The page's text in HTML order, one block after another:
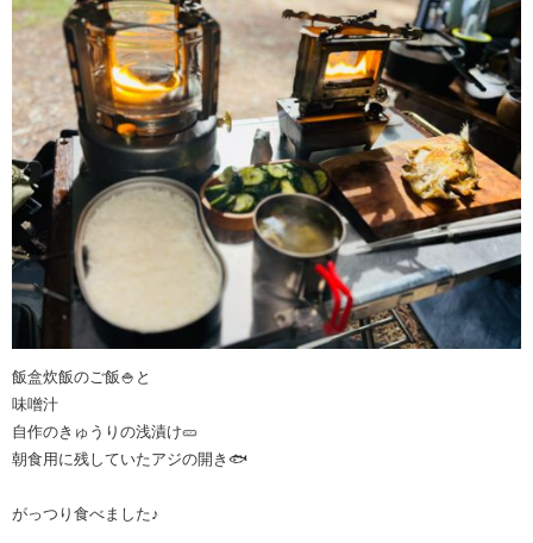
飯盒炊飯のご飯🍚と
味噌汁
自作のきゅうりの浅漬け🥒
朝食用に残していたアジの開き🐟
がっつり食べました♪